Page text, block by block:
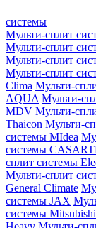
системы
Мульти-сплит
Мульти-сплит
Мульти-сплит
Мульти-сплит
Clima Мульти-
AQUA Мульти-
MDV Мульти-
Thaicon Мульти-
системы MIdea
системы
сплит системы
Мульти-сплит
General Climate
системы JAX
системы